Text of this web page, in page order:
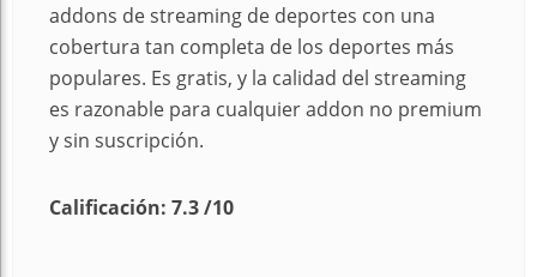
addons de streaming de deportes con una
cobertura tan completa de los deportes más
populares. Es gratis, y la calidad del streaming
es razonable para cualquier addon no premium
y sin suscripción.
Calificación: 7.3 /10